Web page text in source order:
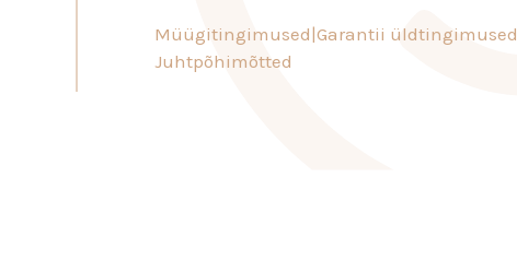
Müügitingimused Garantii üldtingimused
Juhtpõhimõtted